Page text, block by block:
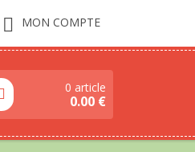
MON COMPTE
0 article
0.00 €